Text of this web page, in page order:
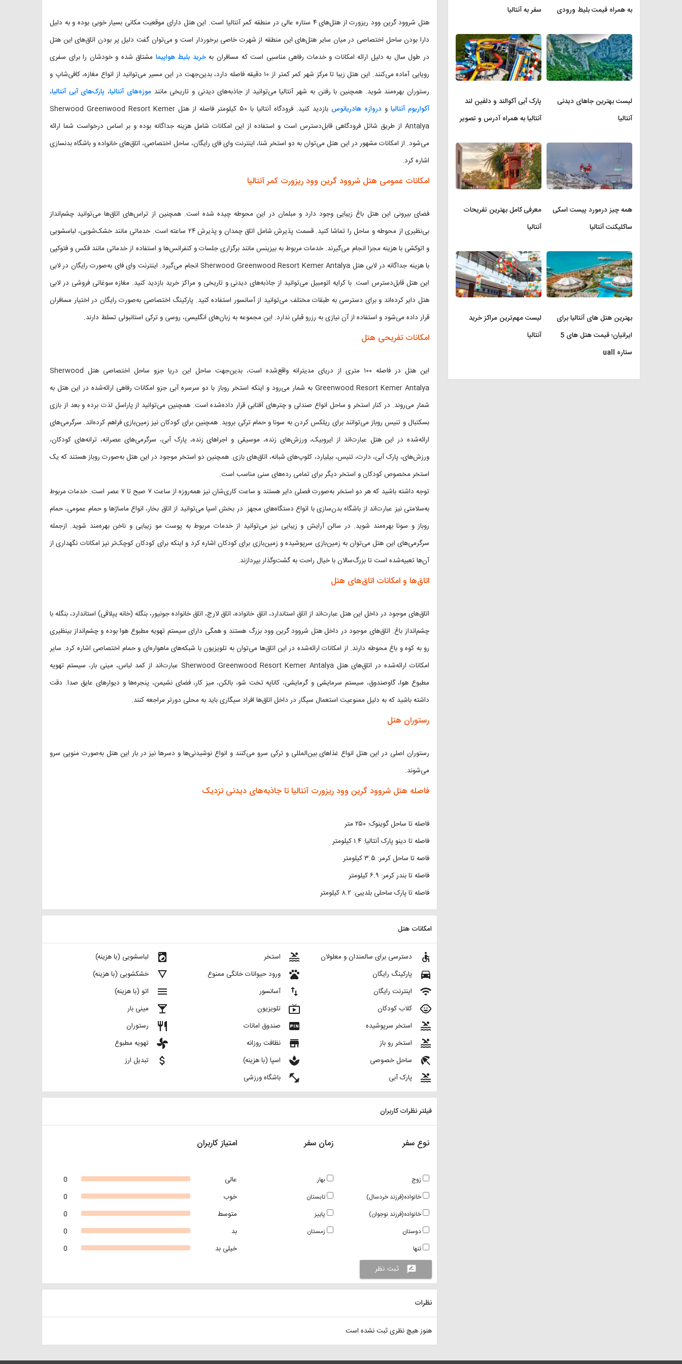
هتل شروود گرین وود ریزورت از هتل‌های ۴ ستاره عالی در منطقه کمر آنتالیا است. این هتل دارای موقعیت مکانی بسیار خوبی بوده و به دلیل
دارا بودن ساحل اختصاصی در میان سایر هتل‌های این منطقه از شهرت خاصی برخوردار است و می‌توان گفت دلیل پر بودن اتاق‌های این هتل
در طول سال به دلیل ارائه امکانات و خدمات رفاهی مناسبی است که مسافران بهخرید بلیط هواپیما مشتاق شده و خودشان را برای سفری
رویایی آماده می‌کنند. این هتل زیبا تا مرکز شهر کمر کمتر از ۱۰ دقیقه فاصله دارد، بدین‌جهت در این مسیر می‌توانید از انواع مغازه، کافی‌شاپ و
رستوران بهره‌مند شوید. همچنین با رفتن به شهر آنتالیا می‌توانید از جاذبه‌های دیدنی و تاریخی مانندموزه‌های آنتالیا، پارک‌های آبی آنتالیا،
آکواریوم آنتالیا و دروازه هادریانوس
بازدید کنید. فرودگاه آنتالیا با ۵۰ کیلومتر فاصله از هتل Sherwood Greenwood Resort Kemer
Antalya از طریق شاتل فرودگاهی قابل‌دسترس است و استفاده از این امکانات شامل هزینه جداگانه بوده و بر اساس درخواست شما ارائه
می‌شود. از امکانات مشهور در این هتل می‌توان به دو استخر شنا، اینترنت وای فای رایگان، ساحل اختصاصی، اتاق‌های خانواده و باشگاه ‌بدنسازی
اشاره کرد.
امکانات عمومی هتل شروود گرین وود ریزورت کمر آنتالیا
فضای بیرونی این هتل باغ زیبایی وجود دارد و مبلمان در این محوطه چیده شده است. همچنین از تراس‌های اتاق‌ها می‌توانید چشم‌انداز
بی‌نظیری از محوطه و ساحل را تماشا کنید. قسمت پذیرش شامل اتاق چمدان و پذیرش ۲۴ ساعته است. خدماتی مانند خشک‌شویی، لباسشویی
و اتوکشی با هزینه مجزا انجام می‌گیرند. خدمات مربوط به بیزینس مانند برگزاری جلسات و کنفرانس‌ها و استفاده از خدماتی مانند فکس و فتوکپی
با هزینه جداگانه در لابی هتل Sherwood Greenwood Resort Kemer Antalya انجام می‌گیرد. اینترنت وای فای به‌صورت رایگان در لابی
این هتل قابل‌دسترس است. با کرایه اتومبیل می‌توانید از جاذبه‌های دیدنی و تاریخی و مراکز خرید بازدید کنید. مغازه سوغاتی فروشی در لابی
هتل دایر کرده‌اند و برای دسترسی به طبقات مختلف می‌توانید از آسانسور استفاده کنید. پارکینگ اختصاصی به‌صورت رایگان در اختیار مسافران
قرار داده می‌شود و استفاده از آن نیازی به رزرو قبلی ندارد. این مجموعه به زبان‌های انگلیسی، روسی و ترکی استانبولی تسلط دارند.
امکانات تفریحی هتل
این هتل در فاصله ۱۰۰ متری از دریای مدیترانه واقع‌شده است، بدین‌جهت ساحل این دریا جزو ساحل اختصاصی هتل Sherwood
Greenwood Resort Kemer Antalya به شمار می‌رود و اینکه استخر روباز با دو سرسره آبی جزو امکانات رفاهی ارائه‌شده در این هتل به
شمار می‌روند. در کنار استخر و ساحل انواع صندلی و چترهای آفتابی قرار داده‌شده است. همچنین می‌توانید از پاراسل لذت برده و بعد از بازی
بسکتبال و تنیس روباز می‌توانند برای ریلکس کردن به سونا و حمام ترکی بروید. همچنین برای کودکان نیز زمین‌بازی فراهم کرده‌اند. سرگرمی‌های
ارائه‌شده در این هتل عبارت‌اند از ایروبیک، ورزش‌های زنده، موسیقی و اجراهای زنده، پارک آبی، سرگرمی‌های عصرانه، ترانه‌های کودکان،
ورزش‌های، پارک آبی، دارت، تنیس، بیلیارد، کلوپ‌های شبانه، اتاق‌های بازی. همچنین دو استخر موجود در این هتل به‌صورت روباز هستند که یک
استخر مخصوص کودکان و استخر دیگر برای تمامی رده‌های سنی مناسب است.
توجه داشته باشید که هر دو استخر به‌صورت فصلی دایر هستند و ساعت کاری‌شان نیز همه‌روزه از ساعت ۷ صبح تا ۷ عصر است. خدمات مربوط
به‌سلامتی نیز عبارت‌اند از باشگاه بدن‌سازی با انواع دستگاه‌های مجهز. در بخش اسپا می‌توانید از اتاق بخار، انواع ماساژها و حمام عمومی، حمام
روباز و سونا بهره‌مند شوید. در سالن آرایش و زیبایی نیز می‌توانید از خدمات مربوط به پوست مو زیبایی و ناخن بهره‌مند شوید. ازجمله
سرگرمی‌های این هتل می‌توان به زمین‌بازی سرپوشیده و زمین‌بازی برای کودکان اشاره کرد و اینکه برای کودکان کوچک‌تر نیز امکانات نگهداری از
آن‌ها تعبیه‌شده است تا بزرگ‌سالان با خیال راحت به گشت‌وگذار بپردازند.
اتاق‌ها و امکانات اتاق‌های هتل
اتاق‌های موجود در داخل این هتل عبارت‌اند از اتاق استاندارد، اتاق خانواده، اتاق لارج، اتاق خانواده جونیور، بنگله (خانه ییلاقی) استاندارد، بنگله با
چشم‌انداز باغ. اتاق‌های موجود در داخل هتل شروود گرین وود بزرگ هستند و همگی دارای سیستم تهویه مطبوع هوا بوده و چشم‌انداز بینظیری
رو به کوه و باغ محوطه دارند. از امکانات ارائه‌شده در این اتاق‌ها می‌توان به تلویزیون با شبکه‌های ماهواره‌ای و حمام اختصاصی اشاره کرد. سایر
امکانات ارائه‌شده در اتاق‌های هتل Sherwood Greenwood Resort Kemer Antalya عبارت‌اند از کمد لباس، مینی بار، سیستم تهویه
مطبوع هوا، گاوصندوق، سیستم سرمایشی و گرمایشی، کاناپه تخت شو، بالکن، میز کار، فضای نشیمن، پنجره‌ها و دیوارهای عایق صدا. دقت
داشته باشید که به دلیل ممنوعیت استعمال سیگار در داخل اتاق‌ها افراد سیگاری باید به محلی دورتر مراجعه کنند.
رستوران هتل
رستوران اصلی در این هتل انواع غذاهای بین‌المللی و ترکی سرو می‌کنند و انواع نوشیدنی‌ها و دسرها نیز در بار این هتل به‌صورت منویی سرو
می‌شوند.
فاصله هتل شروود گرین وود ریزورت آنتالیا تا جاذبه‌های دیدنی نزدیک
فاصله تا ساحل گوینوک: ۲۵۰ متر
فاصله تا دینو پارک آنتالیا: ۱.۴ کیلومتر
فاصه تا ساحل کرمر: ۳.۵ کیلومتر
فاصله تا بندر کرمر: ۶.۹ کیلومتر
فاصله تا پارک ساحلی بلدیبی: ۸.۲ کیلومتر
امکانات هتل
local_laundry_service لباسشویی (با هزینه)
details خشکشویی (با هزینه)
menu اتو (با هزینه)
local_bar مینی بار
restaurant رستوران
toys تهویه مطبوع
attach_money تبدیل ارز
pool استخر
pets ورود حیوانات خانگی ممنوع
import_export آسانسور
live_tv تلویزیون
fiber_pin صندوق امانات
store نظافت روزانه
spa اسپا (با هزینه)
fitness_center باشگاه ورزشی
accessible دسترسی برای سالمندان و معلولان
directions_car پارکینگ رایگان
wifi اینترنت رایگان
child_care کلاب کودکان
pool استخر سرپوشیده
pool استخر رو باز
beach_access ساحل خصوصی
pool پارک آبی
فیلتر نظرات کاربران
امتیاز کاربران
0
عالی
0
خوب
0
متوسط
0
بد
0
خیلی بد
زمان سفر
بهار
تابستان
پاییز
زمستان
نوع سفر
زوج
خانواده(فرزند خردسال)
خانواده(فرزند نوجوان)
دوستان
تنها
rate_review
ثبت نظر
نظرات
هنوز هیچ نظری ثبت نشده است
به همراه قیمت بلیط ورودی سفر به آنتالیا
لیست بهترین جاهای دیدنی
آنتالیا
پارک آبی آکوالند و دلفین لند
آنتالیا به همراه آدرس و تصویر
همه چیز درمورد پیست اسکی
ساکلیکنت آنتالیا
معرفی کامل بهترین تفریحات
آنتالیا
بهترین هتل های آنتالیا برای
ایرانیان؛ قیمت هتل های 5
ستاره uall
لیست مهم‌ترین مراکز خرید
آنتالیا